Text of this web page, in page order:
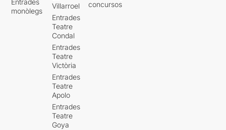
Entrades
monòlegs
Villarroel
Entrades
Teatre
Condal
Entrades
Teatre
Victòria
Entrades
Teatre
Apolo
Entrades
Teatre
Goya
concursos